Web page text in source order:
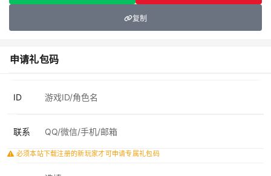
复制
申请礼包码
ID
联系
必须本站下载注册的新玩家才可申请专属礼包码